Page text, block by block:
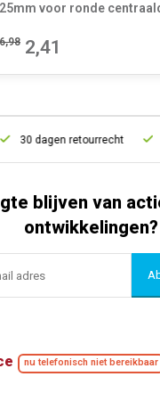
25mm voor ronde
6,98 2,41
30 dagen retourrecht
blijven van
ontwikkelingen?
nu telefonisch niet bereikbaar